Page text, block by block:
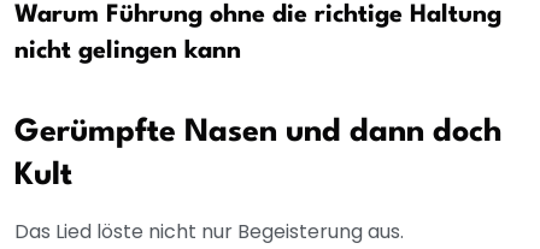
Warum Führung ohne die richtige Haltung
nicht gelingen kann
Gerümpfte Nasen und dann doch
Kult
Das Lied löste nicht nur Begeisterung aus.